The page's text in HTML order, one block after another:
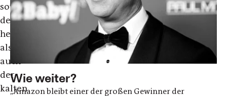
sowohl
der
heißen
als
auch
der
kalten
Wie weiter?
„Amazon bleibt einer der großen Gewinner der